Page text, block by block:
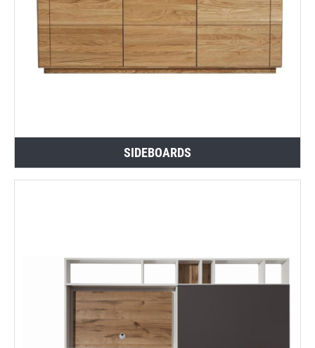
SIDEBOARDS